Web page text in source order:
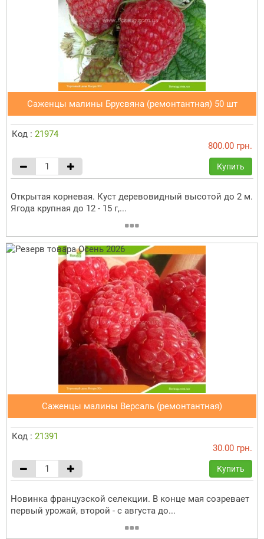
Саженцы малины Брусвяна (ремонтантная) 50 шт
Код : 21974
800.00 грн.
Купить
Открытая корневая. Куст деревовидный высотой до 2 м.
Ягода крупная до 12 - 15 г,...
Саженцы малины Версаль (ремонтантная)
Код : 21391
30.00 грн.
Купить
Новинка французской селекции. В конце мая созревает
первый урожай, второй - с августа до...